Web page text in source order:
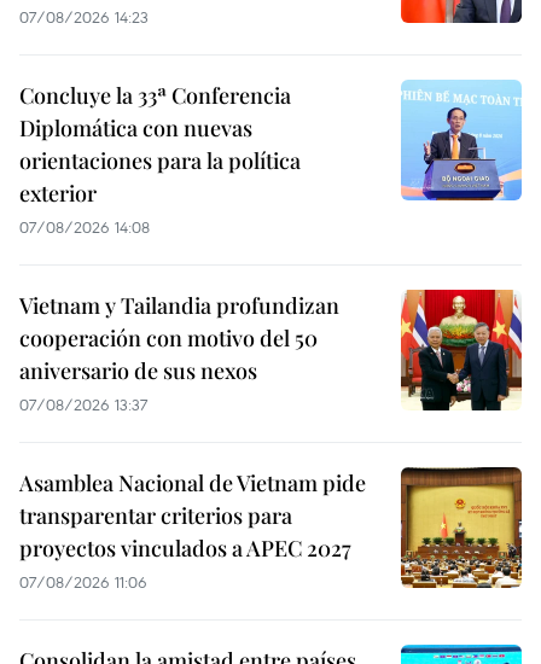
07/08/2026 14:23
Concluye la 33ª Conferencia
Diplomática con nuevas
orientaciones para la política
exterior
07/08/2026 14:08
Vietnam y Tailandia profundizan
cooperación con motivo del 50
aniversario de sus nexos
07/08/2026 13:37
Asamblea Nacional de Vietnam pide
transparentar criterios para
proyectos vinculados a APEC 2027
07/08/2026 11:06